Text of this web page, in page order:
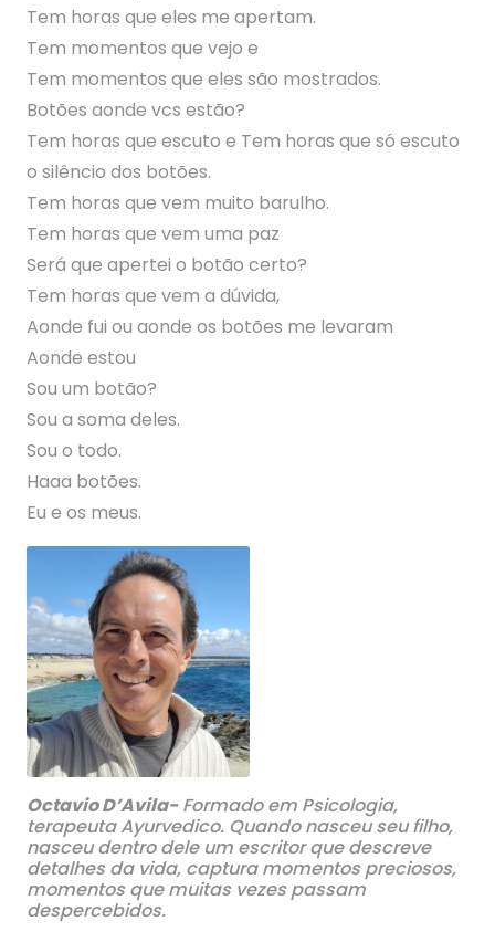
Tem horas que eles me apertam.
Tem momentos que vejo e
Tem momentos que eles são mostrados.
Botões aonde vcs estão?
Tem horas que escuto e Tem horas que só escuto
o silêncio dos botões.
Tem horas que vem muito barulho.
Tem horas que vem uma paz
Será que apertei o botão certo?
Tem horas que vem a dúvida,
Aonde fui ou aonde os botões me levaram
Aonde estou
Sou um botão?
Sou a soma deles.
Sou o todo.
Haaa botões.
Eu e os meus.
Octavio D’Avila-Formado em Psicologia,
terapeuta Ayurvedico. Quando nasceu seu filho,
nasceu dentro dele um escritor que descreve
detalhes da vida, captura momentos preciosos,
momentos que muitas vezes passam
despercebidos.